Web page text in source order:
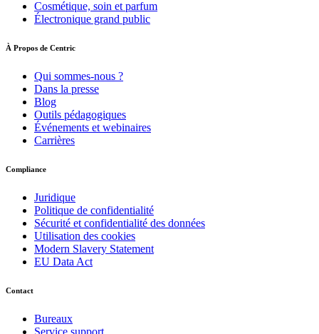
Cosmétique, soin et parfum
Électronique grand public
À Propos de Centric
Qui sommes-nous ?
Dans la presse
Blog
Outils pédagogiques
Événements et webinaires
Carrières
Compliance
Juridique
Politique de confidentialité
Sécurité et confidentialité des données
Utilisation des cookies
Modern Slavery Statement
EU Data Act
Contact
Bureaux
Service support